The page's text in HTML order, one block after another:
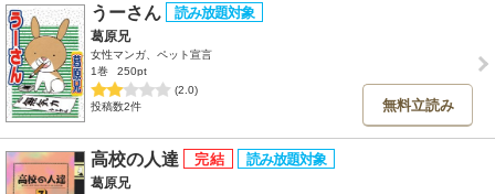
うーさん
葛原兄
女性マンガ、ペット宣言
1巻
250pt
(2.0)
投稿数2件
無料立読み
高校の人達
葛原兄